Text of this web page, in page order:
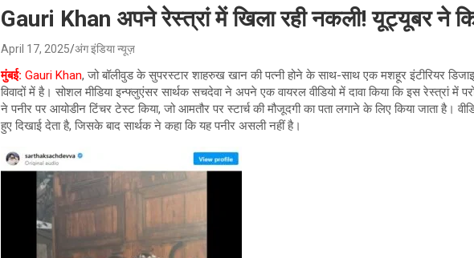
Gauri Khan अपने रेस्त्रां में खिला रही नकली! यूट्यूबर ने
April 17, 2025 अंग इंडिया न्यूज़
मुंबई: Gauri Khan, जो बॉलीवुड के सुपरस्टार शाहरुख खान की पत्नी होने के साथ-साथ एक मशहूर इंटीरियर
विवादों में है। सोशल मीडिया इन्फ्लुएंसर सार्थक सचदेवा ने अपने एक वायरल वीडियो में दावा किया कि इस रेस्त्रां में
ने पनीर पर आयोडीन टिंचर टेस्ट किया, जो आमतौर पर स्टार्च की मौजूदगी का पता लगाने के लिए किया जाता है।
हुए दिखाई देता है, जिसके बाद सार्थक ने कहा कि यह पनीर असली नहीं है।